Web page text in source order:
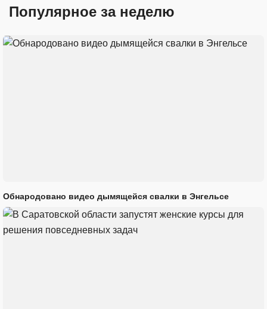
Популярное за неделю
Обнародовано видео дымящейся свалки в Энгельсе